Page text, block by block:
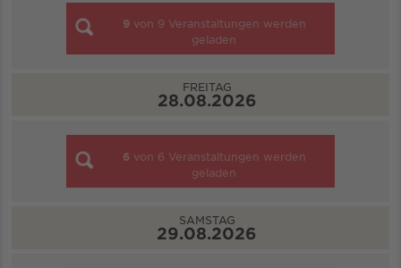
9 von 9 Veranstaltungen werden
geladen
FREITAG
28.08.2026
6 von 6 Veranstaltungen werden
geladen
SAMSTAG
29.08.2026